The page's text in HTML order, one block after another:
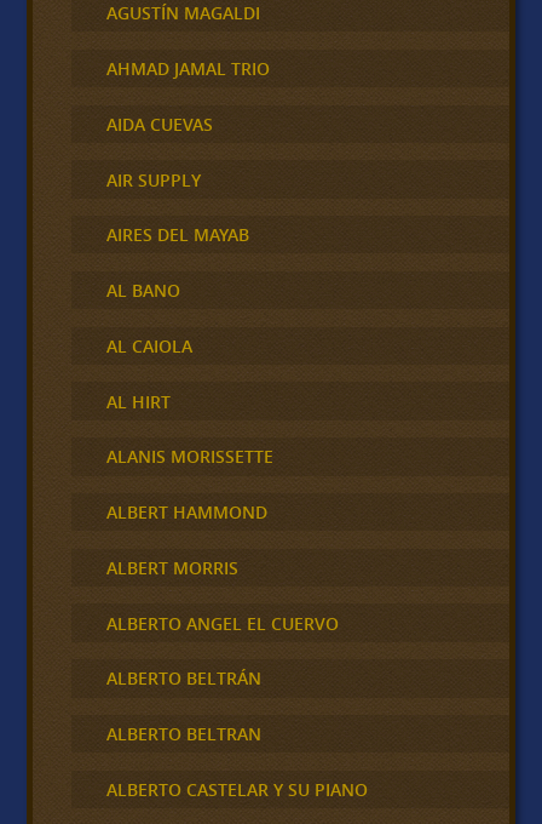
AGUSTÍN MAGALDI
AHMAD JAMAL TRIO
AIDA CUEVAS
AIR SUPPLY
AIRES DEL MAYAB
AL BANO
AL CAIOLA
AL HIRT
ALANIS MORISSETTE
ALBERT HAMMOND
ALBERT MORRIS
ALBERTO ANGEL EL CUERVO
ALBERTO BELTRÁN
ALBERTO BELTRAN
ALBERTO CASTELAR Y SU PIANO